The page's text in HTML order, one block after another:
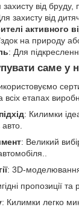
від бруду,
захисту від
активного
на природу
: Для
саме у
всіх етапах
: Килимки
: Великий
: 3D-моделювання
пропозиції та
: Килимки легко